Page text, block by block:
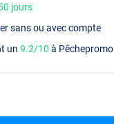
jours
sans ou avec compte
un9.2/10 à Pêchepromo